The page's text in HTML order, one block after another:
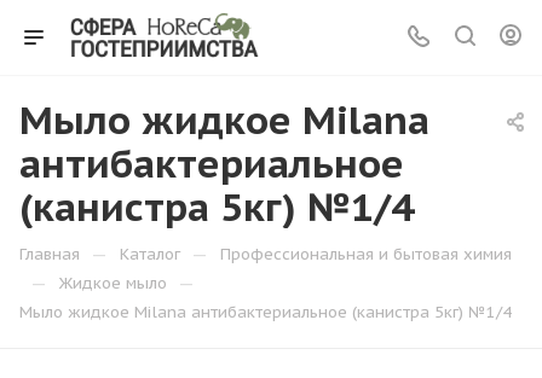
Мыло жидкое Milana
антибактериальное
(канистра 5кг) №1/4
Главная — Каталог — Профессиональная и бытовая химия
— Жидкое мыло —
Мыло жидкое Milana антибактериальное (канистра 5кг) №1/4